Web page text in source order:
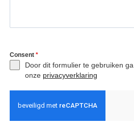
Consent *
Door dit formulier te gebruiken
onze privacyverklaring